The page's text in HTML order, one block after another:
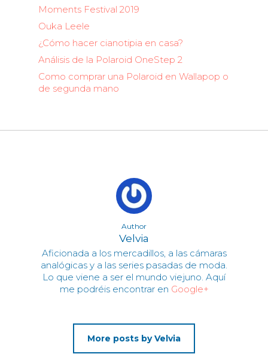
Moments Festival 2019
Ouka Leele
¿Cómo hacer cianotipia en casa?
Análisis de la Polaroid OneStep 2
Como comprar una Polaroid en Wallapop o
de segunda mano
Author
Velvia
Aficionada a los mercadillos, a las cámaras
analógicas y a las series pasadas de moda.
Lo que viene a ser el mundo viejuno. Aquí
me podréis encontrar en Google+
More posts by Velvia